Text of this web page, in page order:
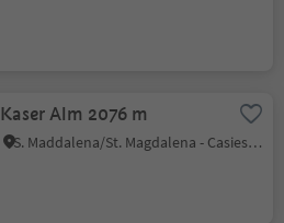
Kaser Alm 2076 m
S. Maddalena/St. Magdalena - Casies/Gsies, Gsies/Valle di Casies